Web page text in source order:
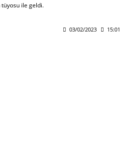
ile geldi.
03/02/2023 15:01